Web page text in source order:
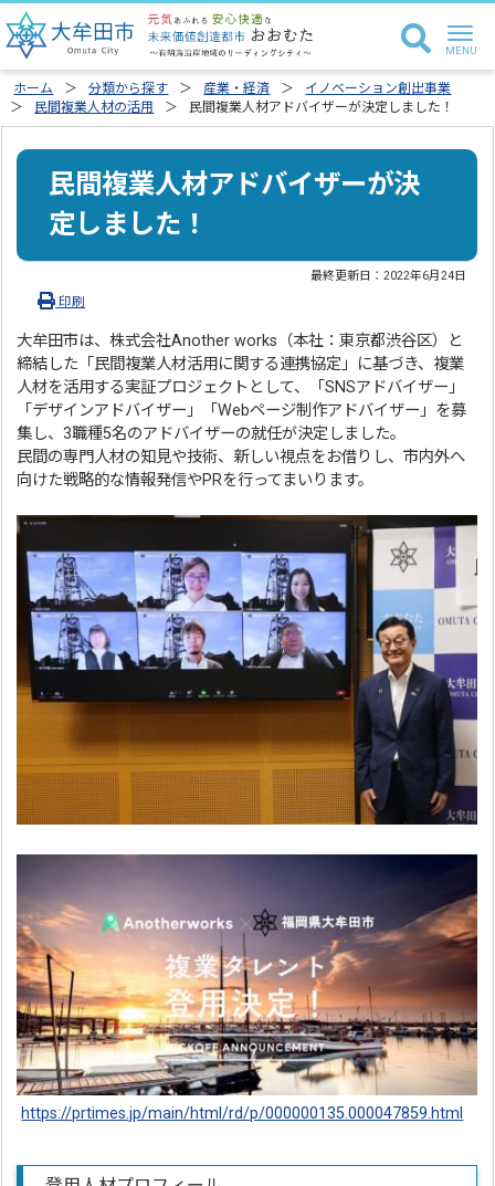
ホーム 分類から探す 産業・経済
イノベーション創出事業
民間複業人材の活用
民間複業人材アドバイザーが決定しました！
民間複業人材アドバイザーが決
定しました！
最終更新日：2022年6月24日
印刷
大牟田市は、株式会社Another works（本社：東京都渋谷区）と
締結した「民間複業人材活用に関する連携協定」に基づき、複業
人材を活用する実証プロジェクトとして、「SNSアドバイザー」
「デザインアドバイザー」「Webページ制作アドバイザー」を募
集し、3職種5名のアドバイザーの就任が決定しました。
民間の専門人材の知見や技術、新しい視点をお借りし、市内外へ
向けた戦略的な情報発信やPRを行ってまいります。
https://prtimes.jp/main/html/rd/p/000000135.000047859.html